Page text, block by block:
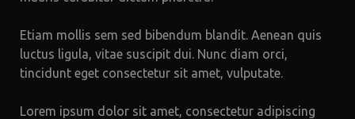
Etiam mollis sem sed bibendum blandit. Aenean quis
luctus ligula, vitae suscipit dui. Nunc diam orci,
tincidunt eget consectetur sit amet, vulputate.
Lorem ipsum dolor sit amet, consectetur adipiscing